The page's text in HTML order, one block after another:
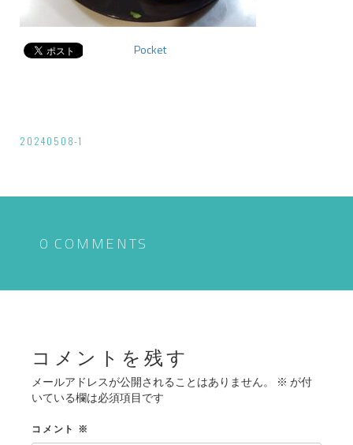
Pocket
投
ナ
シ
20240508-1
0 COMMENTS
コメントを残す
メールアドレスが公開されることはありません。 ※ が付
いている欄は必須項目です
コメント ※